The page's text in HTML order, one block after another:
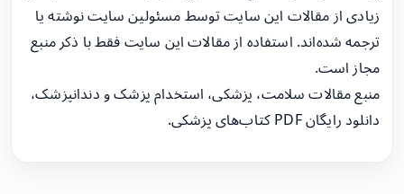
زیادی از مقالات این سایت توسط مسئولین سایت نوشته یا
ترجمه شده‌اند. استفاده از مقالات این سایت فقط با ذکر منبع
مجاز است.
منبع مقالات سلامت، پزشکی، استخدام پزشک و دندانپزشک،
دانلود رایگان PDF کتاب‌های پزشکی.